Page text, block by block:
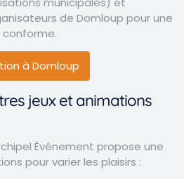
de Domloup pour une
à Domloup
jeux et animations
Événement propose une
pour varier les plaisirs :